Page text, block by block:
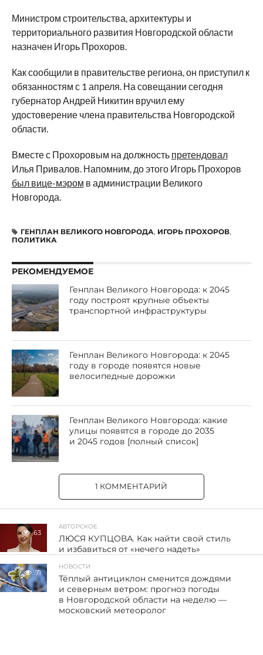
Министром строительства, архитектуры и
территориального развития Новгородской области
назначен Игорь Прохоров.
Как сообщили в правительстве региона, он приступил к
обязанностям с 1 апреля. На совещании сегодня
губернатор Андрей Никитин вручил ему
удостоверение члена правительства Новгородской
области.
Вместе с Прохоровым на должность претендовал
Илья Привалов. Напомним, до этого Игорь Прохоров
был вице-мэром в администрации Великого
Новгорода.
ГЕНПЛАН ВЕЛИКОГО НОВГОРОДА, ИГОРЬ ПРОХОРОВ,
ПОЛИТИКА
РЕКОМЕНДУЕМОЕ
Генплан Великого Новгорода: к 2045
году построят крупные объекты
транспортной инфраструктуры
Генплан Великого Новгорода: к 2045
году в городе появятся новые
велосипедные дорожки
Генплан Великого Новгорода: какие
улицы появятся в городе до 2035
и 2045 годов [полный список]
1 КОММЕНТАРИЙ
63
АВТОРСКОЕ
ЛЮСЯ КУПЦОВА. Как найти свой стиль
и избавиться от «нечего надеть»
71
НОВОСТИ
Тёплый антициклон сменится дождями
и северным ветром: прогноз погоды
в Новгородской области на неделю —
московский метеоролог